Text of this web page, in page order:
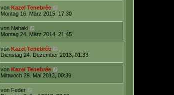
von Kazel Tenebrée
Montag 16. März 2015, 17:30
von Nahaki
Montag 24. März 2014, 21:45
von Kazel Tenebrée
Dienstag 24. Dezember 2013, 01:33
von Kazel Tenebrée
Mittwoch 29. Mai 2013, 00:39
von Feder